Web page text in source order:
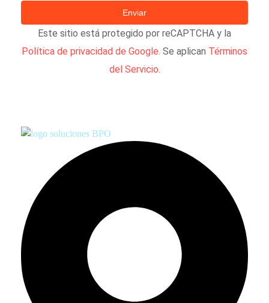
Este sitio está protegido por reCAPTCHA y la
Política de privacidad de Google. Se aplican Términos
del Servicio.